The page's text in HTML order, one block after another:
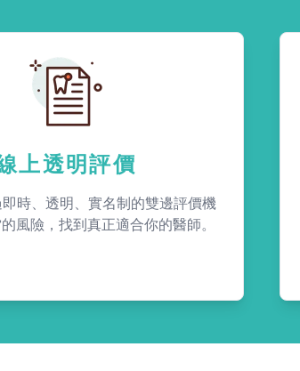
上透明評價
時、透明、實名制的雙邊評價機
風險，找到真正適合你的醫師。